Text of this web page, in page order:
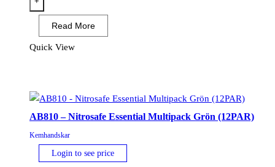
Kemikalie
Kraghandske
Svart
Read More
Quick View
AB810 – Nitrosafe Essential Multipack Grön (12PAR)
Kemhandskar
Login to see price